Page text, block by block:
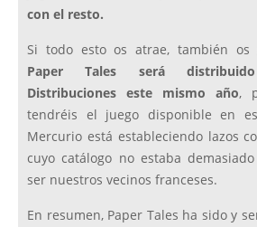
con el resto.
Si todo esto os atrae, también os
Paper Tales será
Distribuciones este mismo año,
tendréis el juego disponible en
Mercurio está estableciendo lazos
cuyo catálogo no estaba
ser nuestros vecinos franceses.
En resumen, Paper Tales ha sido y